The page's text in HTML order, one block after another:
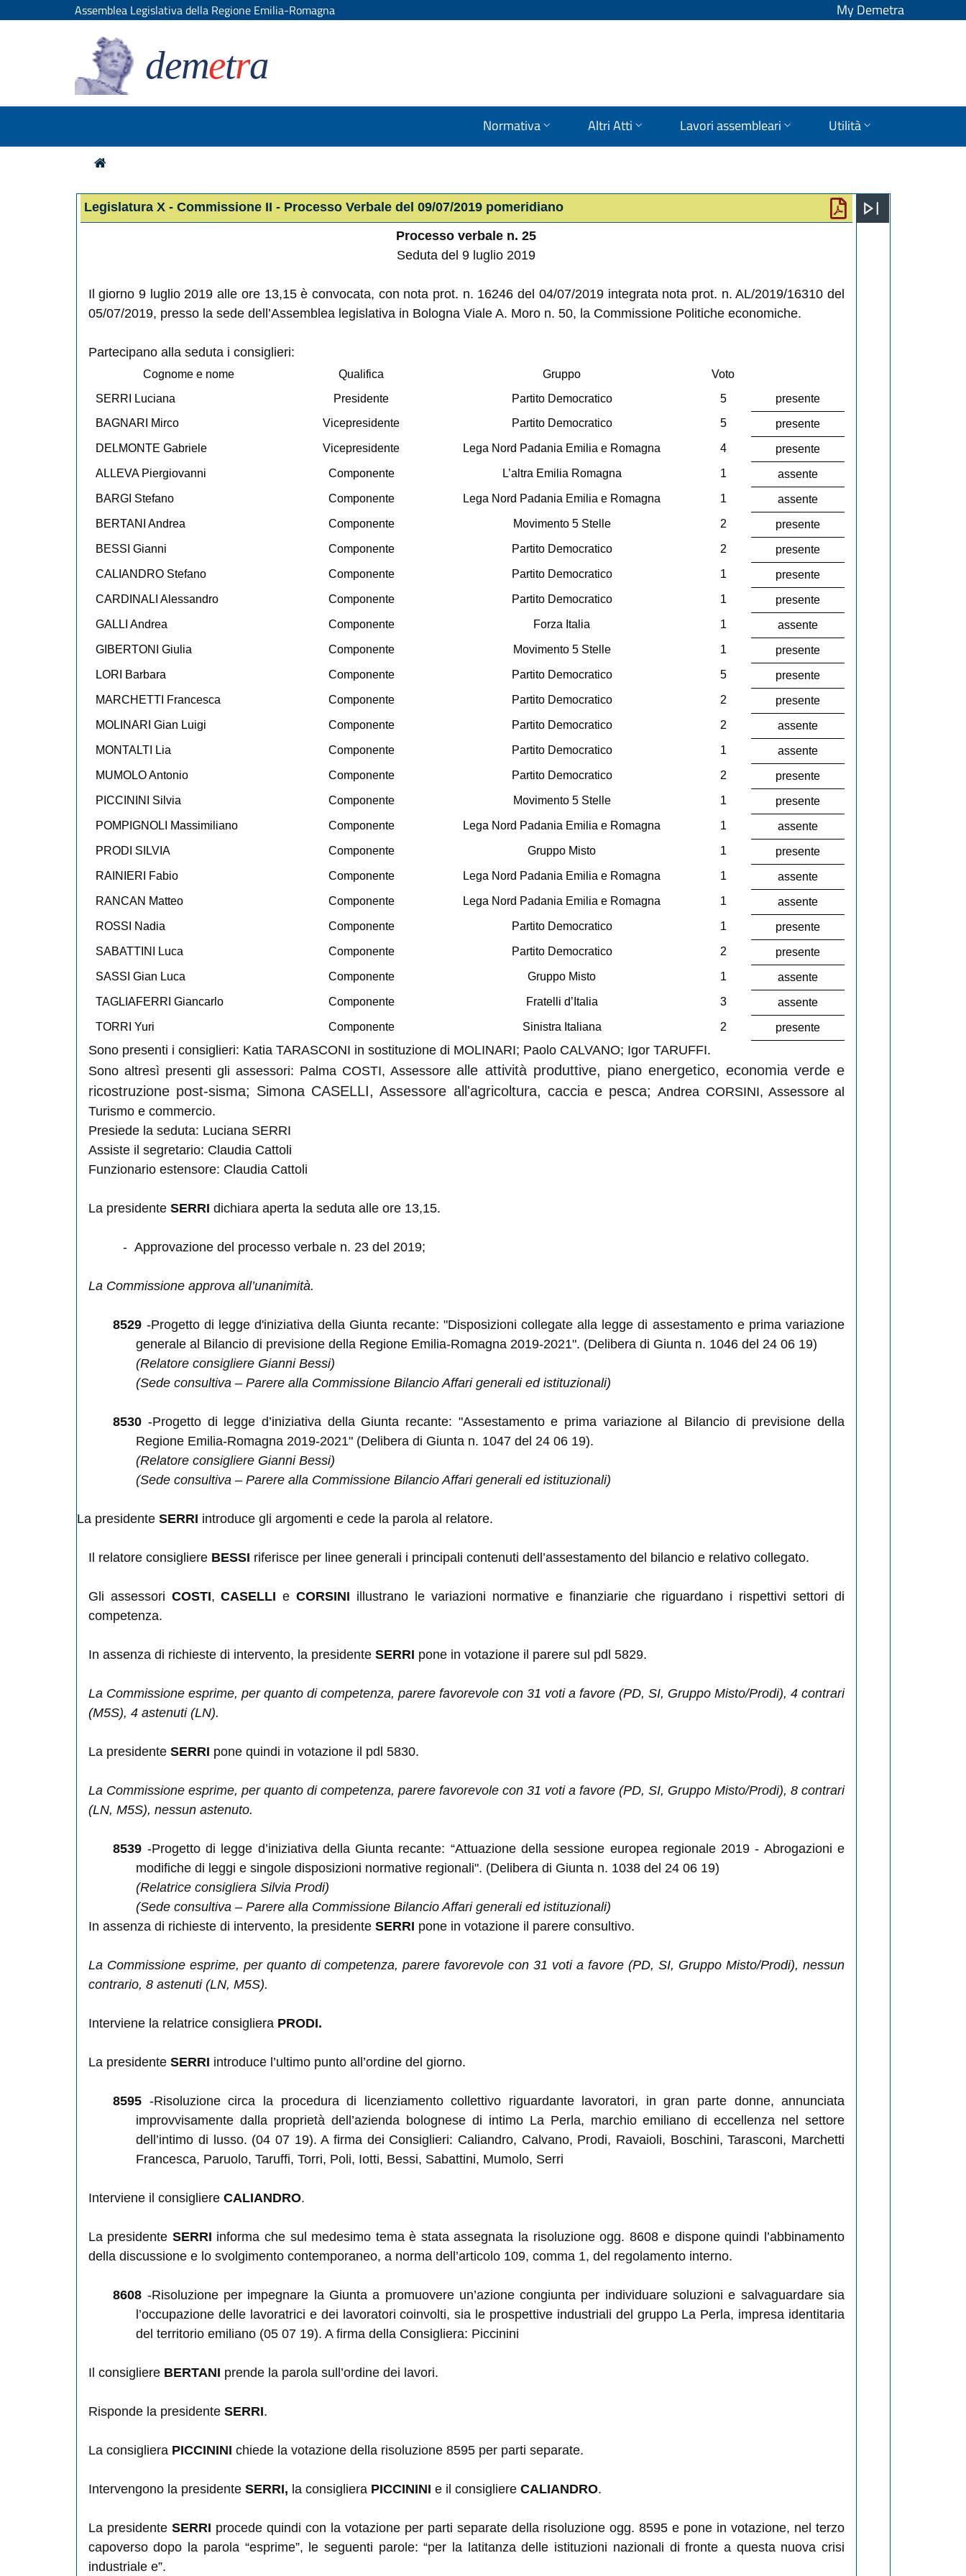
Assemblea Legislativa della Regione Emilia-Romagna My Demetra
demetra
Normativa Altri Atti Lavori assembleari Utilità
Legislatura X - Commissione II - Processo Verbale del 09/07/2019 pomeridiano
Processo verbale n. 25
Seduta del 9 luglio 2019
Il giorno 9 luglio 2019 alle ore 13,15 è convocata, con nota prot. n. 16246 del 04/07/2019 integrata nota prot. n. AL/2019/16310 del
05/07/2019, presso la sede dell’Assemblea legislativa in Bologna Viale A. Moro n. 50, la Commissione Politiche economiche.
Partecipano alla seduta i consiglieri:
Cognome e nome Qualifica Gruppo
Voto
SERRI Luciana
Presidente Partito Democratico 5
presente
BAGNARI Mirco
Vicepresidente Partito Democratico 5
presente
DELMONTE Gabriele
Vicepresidente Lega Nord Padania Emilia e Romagna 4
presente
ALLEVA Piergiovanni
Componente L’altra Emilia Romagna 1
assente
BARGI Stefano
Componente Lega Nord Padania Emilia e Romagna 1
assente
BERTANI Andrea
Componente Movimento 5 Stelle 2
presente
BESSI Gianni
Componente Partito Democratico 2
presente
CALIANDRO Stefano
Componente Partito Democratico 1
presente
CARDINALI Alessandro
Componente Partito Democratico 1
presente
GALLI Andrea
Componente Forza Italia 1
assente
GIBERTONI Giulia
Componente Movimento 5 Stelle 1
presente
LORI Barbara
Componente Partito Democratico 5
presente
MARCHETTI Francesca
Componente Partito Democratico 2
presente
MOLINARI Gian Luigi
Componente Partito Democratico 2
assente
MONTALTI Lia
Componente Partito Democratico 1
assente
MUMOLO Antonio
Componente Partito Democratico 2
presente
PICCININI Silvia
Componente Movimento 5 Stelle 1
presente
POMPIGNOLI Massimiliano
Componente Lega Nord Padania Emilia e Romagna 1
assente
PRODI SILVIA
Componente Gruppo Misto 1
presente
RAINIERI Fabio
Componente Lega Nord Padania Emilia e Romagna 1
assente
RANCAN Matteo
Componente Lega Nord Padania Emilia e Romagna 1
assente
ROSSI Nadia
Componente Partito Democratico 1
presente
SABATTINI Luca
Componente Partito Democratico 2
presente
SASSI Gian Luca
Componente Gruppo Misto 1
assente
TAGLIAFERRI Giancarlo
Componente Fratelli d’Italia 3
assente
TORRI Yuri
Componente Sinistra Italiana 2 presente
Sono presenti i consiglieri: Katia TARASCONI in sostituzione di MOLINARI; Paolo CALVANO; Igor TARUFFI.
Sono altresì presenti gli assessori: Palma COSTI, Assessorealle attività produttive, piano energetico, economia verde e
ricostruzione post-sisma; Simona CASELLI, Assessore all'agricoltura, caccia e pesca;Andrea CORSINI, Assessore al
Turismo e commercio.
Presiede la seduta: Luciana SERRI
Assiste il segretario: Claudia Cattoli
Funzionario estensore: Claudia Cattoli
La presidente SERRI dichiara aperta la seduta alle ore 13,15.
- Approvazione del processo verbale n. 23 del 2019;
La Commissione approva all’unanimità.
8529 -Progetto di legge d'iniziativa della Giunta recante: "Disposizioni collegate alla legge di assestamento e prima variazione
generale al Bilancio di previsione della Regione Emilia-Romagna 2019-2021". (Delibera di Giunta n. 1046 del 24 06 19)
(Relatore consigliere Gianni Bessi)
(Sede consultiva – Parere alla Commissione Bilancio Affari generali ed istituzionali)
8530 -Progetto di legge d’iniziativa della Giunta recante: "Assestamento e prima variazione al Bilancio di previsione della
Regione Emilia-Romagna 2019-2021" (Delibera di Giunta n. 1047 del 24 06 19).
(Relatore consigliere Gianni Bessi)
(Sede consultiva – Parere alla Commissione Bilancio Affari generali ed istituzionali)
La presidente SERRI introduce gli argomenti e cede la parola al relatore.
Il relatore consigliere BESSI riferisce per linee generali i principali contenuti dell’assestamento del bilancio e relativo collegato.
Gli assessori COSTI,CASELLI eCORSINI illustrano le variazioni normative e finanziarie che riguardano i rispettivi settori di
competenza.
In assenza di richieste di intervento, la presidente SERRI pone in votazione il parere sul pdl 5829.
La Commissione esprime, per quanto di competenza, parere favorevole con 31 voti a favore (PD, SI, Gruppo Misto/Prodi), 4 contrari
(M5S), 4 astenuti (LN).
La presidente SERRI pone quindi in votazione il pdl 5830.
La Commissione esprime, per quanto di competenza, parere favorevole con 31 voti a favore (PD, SI, Gruppo Misto/Prodi), 8 contrari
(LN, M5S), nessun astenuto.
8539 -Progetto di legge d’iniziativa della Giunta recante: “Attuazione della sessione europea regionale 2019 - Abrogazioni e
modifiche di leggi e singole disposizioni normative regionali". (Delibera di Giunta n. 1038 del 24 06 19)
(Relatrice consigliera Silvia Prodi)
(Sede consultiva – Parere alla Commissione Bilancio Affari generali ed istituzionali)
In assenza di richieste di intervento, la presidente SERRI pone in votazione il parere consultivo.
La Commissione esprime, per quanto di competenza, parere favorevole con 31 voti a favore (PD, SI, Gruppo Misto/Prodi), nessun
contrario, 8 astenuti (LN, M5S).
Interviene la relatrice consigliera PRODI.
La presidente SERRI introduce l’ultimo punto all’ordine del giorno.
8595 -Risoluzione circa la procedura di licenziamento collettivo riguardante lavoratori, in gran parte donne, annunciata
improvvisamente dalla proprietà dell’azienda bolognese di intimo La Perla, marchio emiliano di eccellenza nel settore
dell’intimo di lusso. (04 07 19). A firma dei Consiglieri: Caliandro, Calvano, Prodi, Ravaioli, Boschini, Tarasconi, Marchetti
Francesca, Paruolo, Taruffi, Torri, Poli, Iotti, Bessi, Sabattini, Mumolo, Serri
Interviene il consigliere CALIANDRO.
La presidente SERRI informa che sul medesimo tema è stata assegnata la risoluzione ogg. 8608 e dispone quindi l’abbinamento
della discussione e lo svolgimento contemporaneo, a norma dell’articolo 109, comma 1, del regolamento interno.
8608 -Risoluzione per impegnare la Giunta a promuovere un’azione congiunta per individuare soluzioni e salvaguardare sia
l’occupazione delle lavoratrici e dei lavoratori coinvolti, sia le prospettive industriali del gruppo La Perla, impresa identitaria
del territorio emiliano (05 07 19). A firma della Consigliera: Piccinini
Il consigliere BERTANI prende la parola sull’ordine dei lavori.
Risponde la presidente SERRI.
La consigliera PICCININI chiede la votazione della risoluzione 8595 per parti separate.
Intervengono la presidente SERRI, la consigliera PICCININI e il consigliere CALIANDRO.
La presidente SERRI procede quindi con la votazione per parti separate della risoluzione ogg. 8595 e pone in votazione, nel terzo
capoverso dopo la parola “esprime”, le seguenti parole: “per la latitanza delle istituzioni nazionali di fronte a questa nuova crisi
industriale e”.